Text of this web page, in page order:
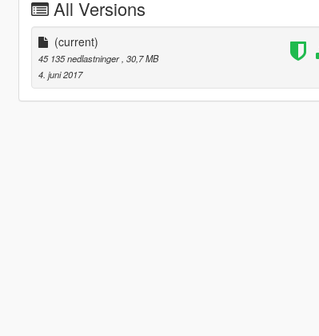
All Versions
(current)
45 135 nedlastninger , 30,7 MB
4. juni 2017